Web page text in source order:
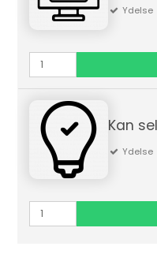
Ydelse
Kan
Ydelse